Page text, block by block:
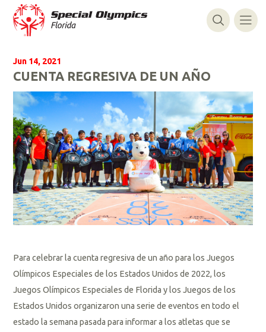
Jun 14, 2021
CUENTA REGRESIVA DE UN AÑO
Para celebrar la cuenta regresiva de un año para los Juegos
Olímpicos Especiales de los Estados Unidos de 2022, los
Juegos Olímpicos Especiales de Florida y los Juegos de los
Estados Unidos organizaron una serie de eventos en todo el
estado la semana pasada para informar a los atletas que se